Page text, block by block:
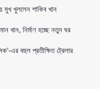
মুখ খুললেন শাকিব খান
খান, নির্মাণ হচ্ছে নতুন ঘর
এর বহুল প্রতীক্ষিত ট্রেলার